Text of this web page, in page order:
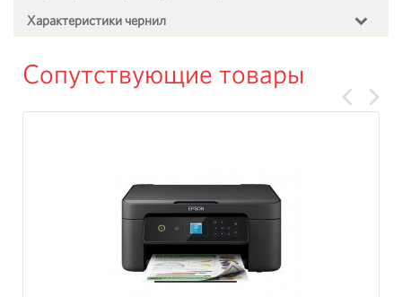
Характеристики чернил
Сопутствующие товары